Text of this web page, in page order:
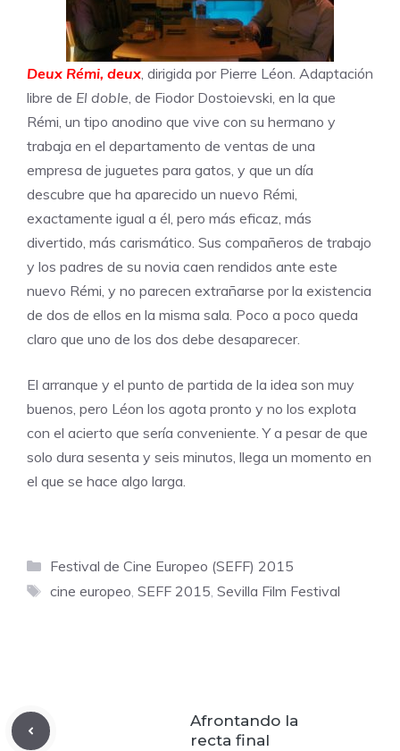
Deux Rémi, deux, dirigida por Pierre Léon. Adaptación
libre de El doble, de Fiodor Dostoievski, en la que
Rémi, un tipo anodino que vive con su hermano y
trabaja en el departamento de ventas de una
empresa de juguetes para gatos, y que un día
descubre que ha aparecido un nuevo Rémi,
exactamente igual a él, pero más eficaz, más
divertido, más carismático. Sus compañeros de trabajo
y los padres de su novia caen rendidos ante este
nuevo Rémi, y no parecen extrañarse por la existencia
de dos de ellos en la misma sala. Poco a poco queda
claro que uno de los dos debe desaparecer.
El arranque y el punto de partida de la idea son muy
buenos, pero Léon los agota pronto y no los explota
con el acierto que sería conveniente. Y a pesar de que
solo dura sesenta y seis minutos, llega un momento en
el que se hace algo larga.
Categorías
Festival de Cine Europeo (SEFF) 2015
Etiquetas
cine europeo, SEFF 2015, Sevilla Film Festival
Afrontando la
recta final